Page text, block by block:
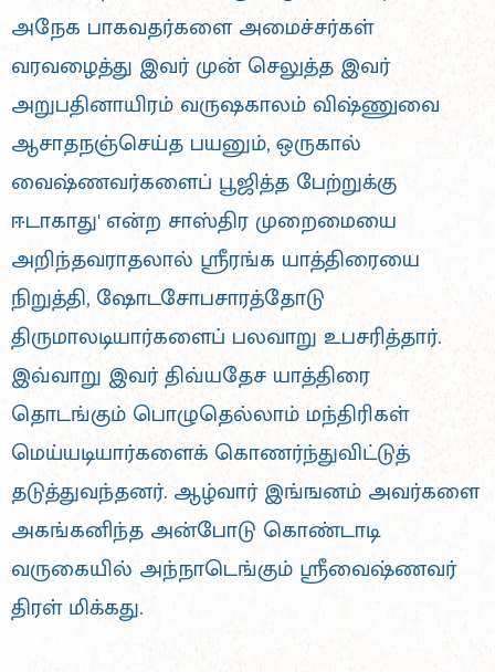
அநேக பாகவதர்களை அமைச்சர்கள்
வரவழைத்து இவர் முன் செலுத்த இவர்
அறுபதினாயிரம் வருஷகாலம் விஷ்ணுவை
ஆசாதநஞ்செய்த பயனும், ஒருகால்
வைஷ்ணவர்களைப் பூஜித்த பேற்றுக்கு
ஈடாகாது' என்ற சாஸ்திர முறைமையை
அறிந்தவராதலால் ஸ்ரீரங்க யாத்திரையை
நிறுத்தி, ஷோடசோபசாரத்தோடு
திருமாலடியார்களைப் பலவாறு உபசரித்தார்.
இவ்வாறு இவர் திவ்யதேச யாத்திரை
தொடங்கும் பொழுதெல்லாம் மந்திரிகள்
மெய்யடியார்களைக் கொணர்ந்துவிட்டுத்
தடுத்துவந்தனர். ஆழ்வார் இங்ஙனம் அவர்களை
அகங்கனிந்த அன்போடு கொண்டாடி
வருகையில் அந்நாடெங்கும் ஸ்ரீவைஷ்ணவர்
திரள் மிக்கது.